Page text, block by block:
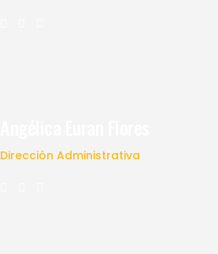
Dirección Administrativa